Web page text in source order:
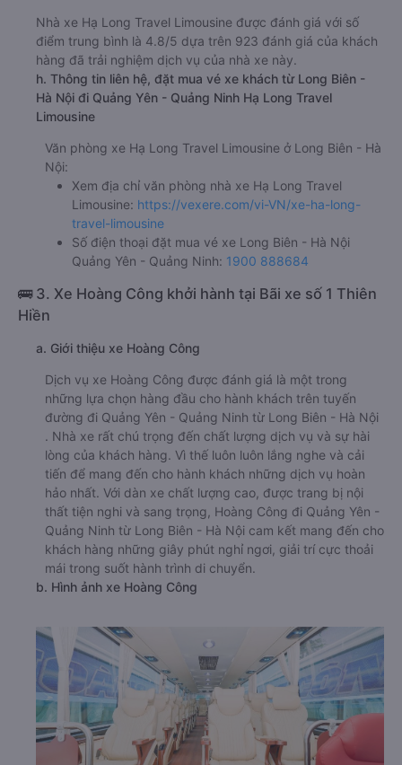
Nhà xe Hạ Long Travel Limousine được đánh giá với số
điểm trung bình là 4.8/5 dựa trên 923 đánh giá của khách
hàng đã trải nghiệm dịch vụ của nhà xe này.
h. Thông tin liên hệ, đặt mua vé xe khách từ Long Biên -
Hà Nội đi Quảng Yên - Quảng Ninh Hạ Long Travel
Limousine
Văn phòng xe Hạ Long Travel Limousine ở Long Biên - Hà
Nội:
Xem địa chỉ văn phòng nhà xe Hạ Long Travel
Limousine: https://vexere.com/vi-VN/xe-ha-long-
travel-limousine
Số điện thoại đặt mua vé xe Long Biên - Hà Nội
Quảng Yên - Quảng Ninh: 1900 888684
🚌 3. Xe Hoàng Công khởi hành tại Bãi xe số 1 Thiên
Hiền
a. Giới thiệu xe Hoàng Công
Dịch vụ xe Hoàng Công được đánh giá là một trong
những lựa chọn hàng đầu cho hành khách trên tuyến
đường đi Quảng Yên - Quảng Ninh từ Long Biên - Hà Nội
. Nhà xe rất chú trọng đến chất lượng dịch vụ và sự hài
lòng của khách hàng. Vì thế luôn luôn lắng nghe và cải
tiến để mang đến cho hành khách những dịch vụ hoàn
hảo nhất. Với dàn xe chất lượng cao, được trang bị nội
thất tiện nghi và sang trọng, Hoàng Công đi Quảng Yên -
Quảng Ninh từ Long Biên - Hà Nội cam kết mang đến cho
khách hàng những giây phút nghỉ ngơi, giải trí cực thoải
mái trong suốt hành trình di chuyển.
b. Hình ảnh xe Hoàng Công